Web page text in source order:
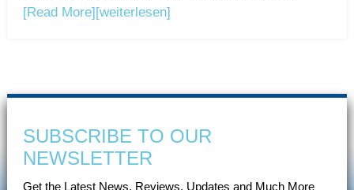
[Read More] [weiterlesen]
SUBSCRIBE TO OUR
NEWSLETTER
Get the Latest News, Reviews, Updates and Much More